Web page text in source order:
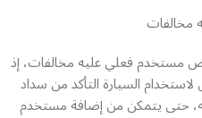
مستخدم فعلي عليه مخالفات، إذ
السيارة التأكد من سداد
حتى يتمكن من إضافة مستخدم